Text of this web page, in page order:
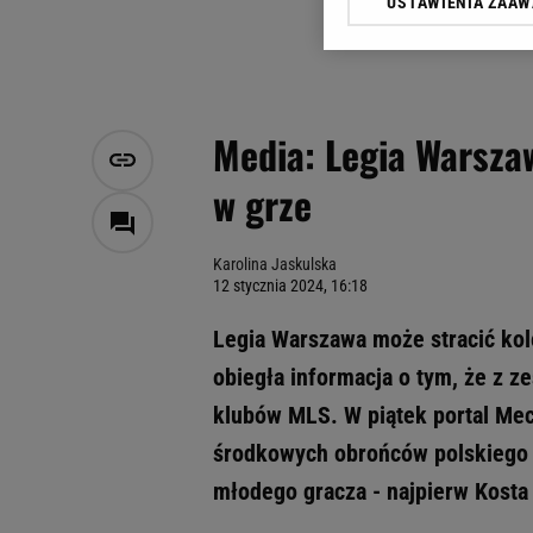
Media: Legia
w grze
Karolina Jaskulska
12 stycznia 2024, 16:18
Legia Warszawa może stracić
obiegła informacja o tym, że z
klubów MLS. W piątek portal
środkowych obrońców
młodego gracza - najpierw
Klikając „Akceptuję”
Zaufanych Partnerów i
My, nasi Zaufani
Użycie dokładnych